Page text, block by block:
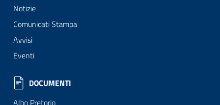
Notizie
Comunicati Stampa
Avvisi
Eventi
DOCUMENTI
Albo Pretorio